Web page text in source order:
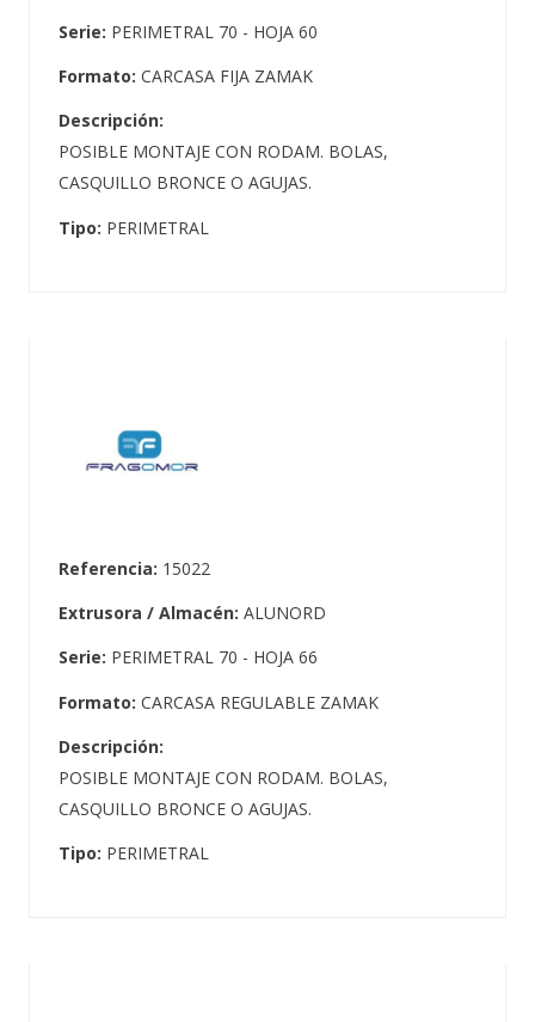
Serie: PERIMETRAL 70 - HOJA 60
Formato: CARCASA FIJA ZAMAK
Descripción:
POSIBLE MONTAJE CON RODAM. BOLAS,
CASQUILLO BRONCE O AGUJAS.
Tipo: PERIMETRAL
Referencia: 15022
Extrusora / Almacén: ALUNORD
Serie: PERIMETRAL 70 - HOJA 66
Formato: CARCASA REGULABLE ZAMAK
Descripción:
POSIBLE MONTAJE CON RODAM. BOLAS,
CASQUILLO BRONCE O AGUJAS.
Tipo: PERIMETRAL